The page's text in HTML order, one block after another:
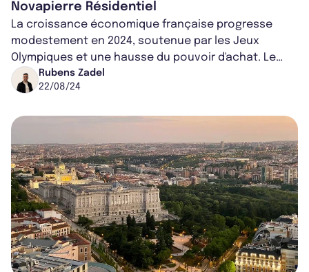
Novapierre Résidentiel
La croissance économique française progresse
modestement en 2024, soutenue par les Jeux
Olympiques et une hausse du pouvoir d'achat. Le
marché immobilier résidentiel, malgré des in...
Rubens Zadel
22/08/24